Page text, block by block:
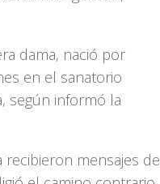
dama, nació por
en el sanatorio
según informó la
recibieron mensajes de